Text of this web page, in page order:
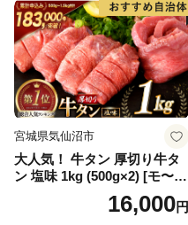
宮城県気仙沼市
大人気！ 牛タン 厚切り牛タ
ン 塩味 1kg (500g×2) [モ〜ラ
ンド 宮城県 気仙沼市 205646
60] 肉 牛肉 精肉 牛たん 牛タ
16,000円